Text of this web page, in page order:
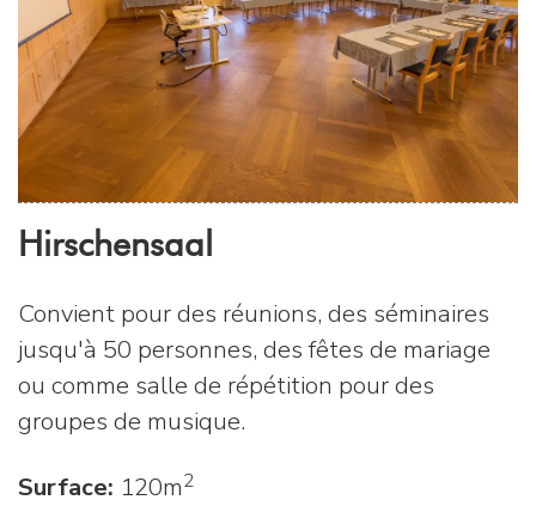
Hirschensaal
Convient pour des réunions, des séminaires
jusqu'à 50 personnes, des fêtes de mariage
ou comme salle de répétition pour des
groupes de musique.
Surface: 120m2